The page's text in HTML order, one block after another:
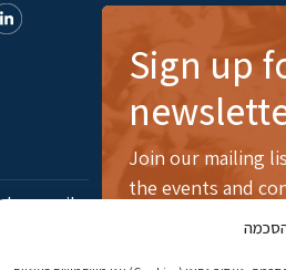
הסכמה
Sign up
Join our mailing
the events and